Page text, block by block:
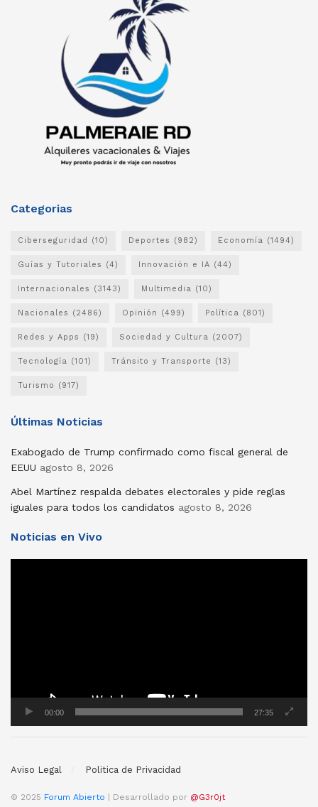
Categorias
Ciberseguridad (10) Deportes (982) Economía (1494)
Guías y Tutoriales (4) Innovación e IA (44)
Internacionales (3143) Multimedia (10)
Nacionales (2486) Opinión (499) Política (801)
Redes y Apps (19) Sociedad y Cultura (2007)
Tecnología (101) Tránsito y Transporte (13)
Turismo (917)
Últimas Noticias
Exabogado de Trump confirmado como fiscal general de
EEUU agosto 8, 2026
Abel Martínez respalda debates electorales y pide reglas
iguales para todos los candidatos agosto 8, 2026
Noticias en Vivo
00:00 27:35
Aviso Legal Politica de Privacidad
© 2025 Forum Abierto | Desarrollado por @G3r0jt